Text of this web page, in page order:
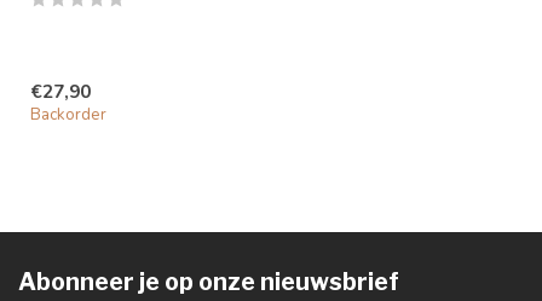
€27,90
Backorder
Abonneer je op onze nieuwsbrief